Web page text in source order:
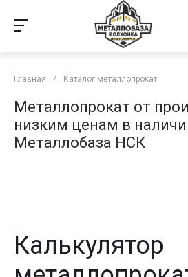
Главная / Каталог металлопрокат
Металлопрокат от
низким ценам в
Металлобаза НСК
Калькулятор